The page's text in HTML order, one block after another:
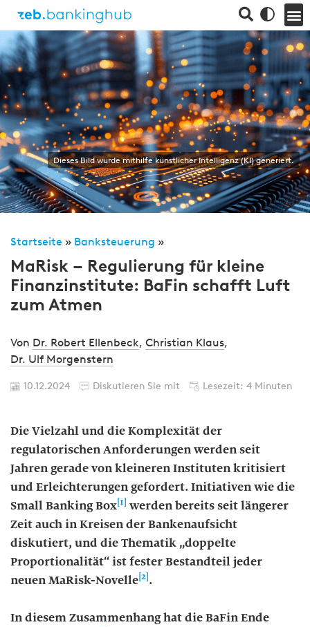
Dieses Bild wurde mithilfe künstlicher Intelligenz (KI) generiert.
Startseite » Banksteuerung »
MaRisk – Regulierung für kleine
Finanzinstitute: BaFin schafft Luft
zum Atmen
Von Dr. Robert Ellenbeck, Christian Klaus,
Dr. Ulf Morgenstern
10.12.2024 Diskutieren Sie mit Lesezeit: 4 Minuten
Die Vielzahl und die Komplexität der
regulatorischen Anforderungen werden seit
Jahren gerade von kleineren Instituten kritisiert
und Erleichterungen gefordert. Initiativen wie die
Small Banking Box[1] werden bereits seit längerer
Zeit auch in Kreisen der Bankenaufsicht
diskutiert, und die Thematik „doppelte
Proportionalität“ ist fester Bestandteil jeder
neuen MaRisk-Novelle[2] .
In diesem Zusammenhang hat die BaFin Ende